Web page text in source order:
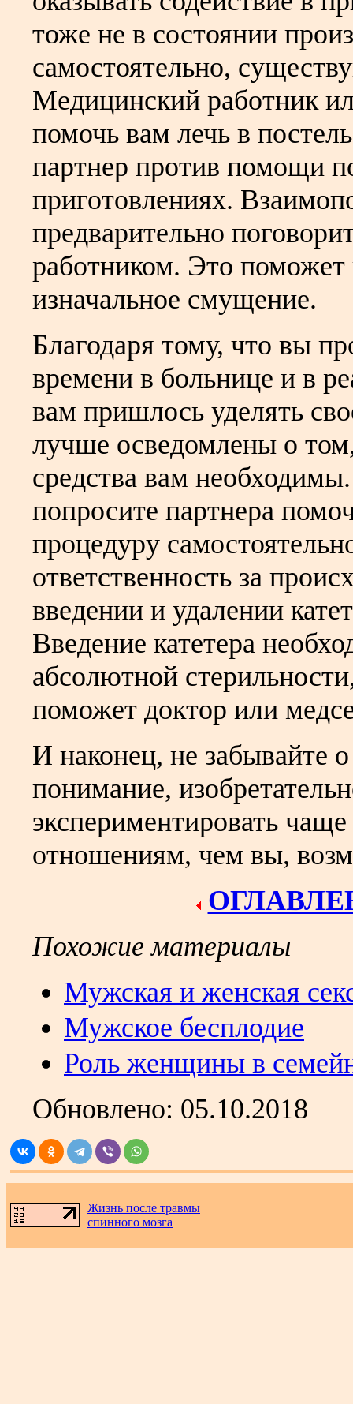
тоже не в состоянии
самостоятельно,
Медицинский работник
помочь вам лечь в
партнер против помощи
приготовлениях.
предварительно
работником. Это
изначальное смущение.
Благодаря тому, что вы
времени в больнице и в
вам пришлось уделять
лучше осведомлены о
средства вам
попросите партнера
процедуру
ответственность за
введении и удалении
Введение катетера
абсолютной
поможет доктор или
И наконец, не забывайте
понимание,
экспериментировать
отношениям, чем вы,
Похожие материалы
Мужская и женская с
Мужское бесплодие
Роль женщины в
Обновлено: 05.10.2018
Жизнь после травмы
спинного мозга